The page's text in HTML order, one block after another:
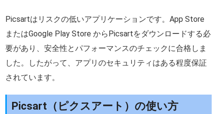
Picsartはリスクの低いアプリケーションです。App Store
またはGoogle Play Store からPicsartをダウンロードする必
要があり、安全性とパフォーマンスのチェックに合格しま
した。したがって、アプリのセキュリティはある程度保証
されています。
Picsart（ピクスアート）の使い方